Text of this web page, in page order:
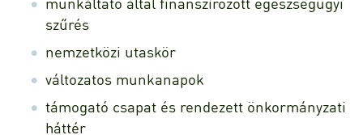
szűrés
nemzetközi utaskör
változatos munkanapok
támogató csapat és rendezett önkormányzati
háttér